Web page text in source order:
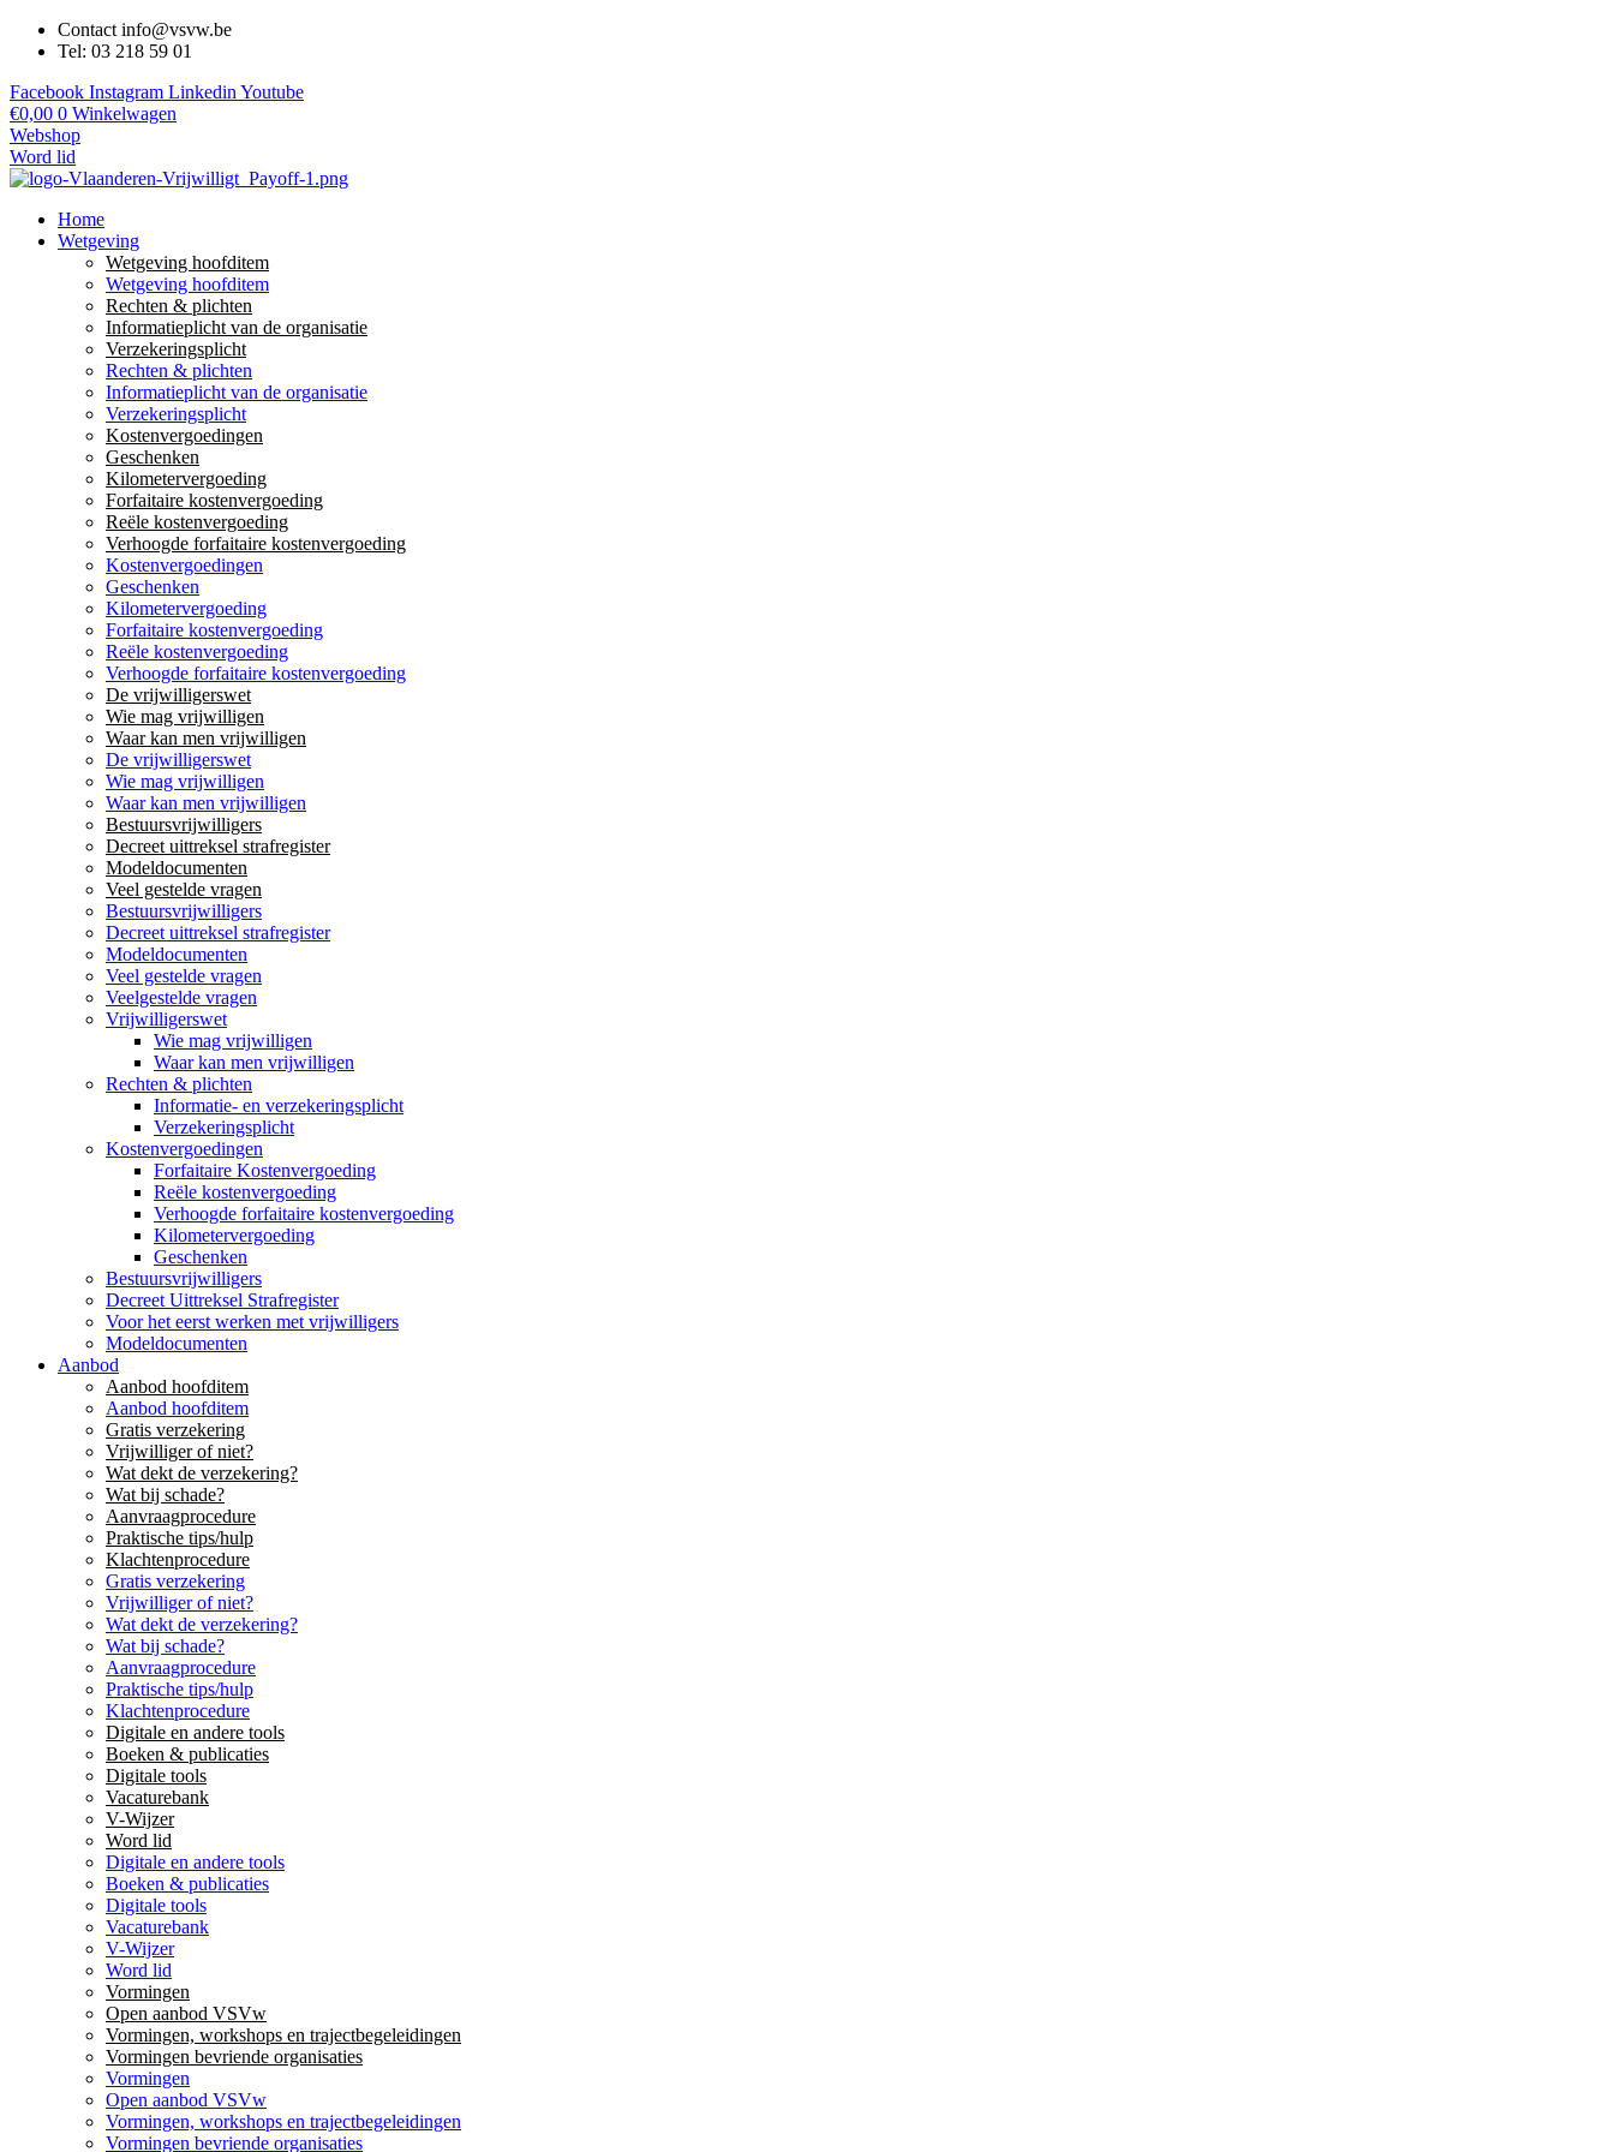
Contact info@vsvw.be
Tel: 03 218 59 01
Facebook Instagram Linkedin Youtube
€0,00 0 Winkelwagen
Webshop
Word lid
Home
Wetgeving
Wetgeving hoofditem
Wetgeving hoofditem
Rechten & plichten
Informatieplicht van de organisatie
Verzekeringsplicht
Rechten & plichten
Informatieplicht van de organisatie
Verzekeringsplicht
Kostenvergoedingen
Geschenken
Kilometervergoeding
Forfaitaire kostenvergoeding
Reële kostenvergoeding
Verhoogde forfaitaire kostenvergoeding
Kostenvergoedingen
Geschenken
Kilometervergoeding
Forfaitaire kostenvergoeding
Reële kostenvergoeding
Verhoogde forfaitaire kostenvergoeding
De vrijwilligerswet
Wie mag vrijwilligen
Waar kan men vrijwilligen
De vrijwilligerswet
Wie mag vrijwilligen
Waar kan men vrijwilligen
Bestuursvrijwilligers
Decreet uittreksel strafregister
Modeldocumenten
Veel gestelde vragen
Bestuursvrijwilligers
Decreet uittreksel strafregister
Modeldocumenten
Veel gestelde vragen
Veelgestelde vragen
Vrijwilligerswet
Wie mag vrijwilligen
Waar kan men vrijwilligen
Rechten & plichten
Informatie- en verzekeringsplicht
Verzekeringsplicht
Kostenvergoedingen
Forfaitaire Kostenvergoeding
Reële kostenvergoeding
Verhoogde forfaitaire kostenvergoeding
Kilometervergoeding
Geschenken
Bestuursvrijwilligers
Decreet Uittreksel Strafregister
Voor het eerst werken met vrijwilligers
Modeldocumenten
Aanbod
Aanbod hoofditem
Aanbod hoofditem
Gratis verzekering
Vrijwilliger of niet?
Wat dekt de verzekering?
Wat bij schade?
Aanvraagprocedure
Praktische tips/hulp
Klachtenprocedure
Gratis verzekering
Vrijwilliger of niet?
Wat dekt de verzekering?
Wat bij schade?
Aanvraagprocedure
Praktische tips/hulp
Klachtenprocedure
Digitale en andere tools
Boeken & publicaties
Digitale tools
Vacaturebank
V-Wijzer
Word lid
Digitale en andere tools
Boeken & publicaties
Digitale tools
Vacaturebank
V-Wijzer
Word lid
Vormingen
Open aanbod VSVw
Vormingen, workshops en trajectbegeleidingen
Vormingen bevriende organisaties
Vormingen
Open aanbod VSVw
Vormingen, workshops en trajectbegeleidingen
Vormingen bevriende organisaties